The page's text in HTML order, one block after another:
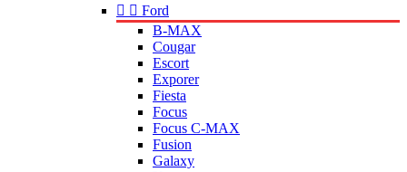
  Ford
B-MAX
Cougar
Escort
Exporer
Fiesta
Focus
Focus C-MAX
Fusion
Galaxy